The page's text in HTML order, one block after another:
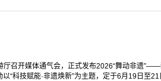
厅召开媒体通气会，正式发布2026“舞动非遗
“科技赋能·非遗焕新”为主题，定于6月19日至